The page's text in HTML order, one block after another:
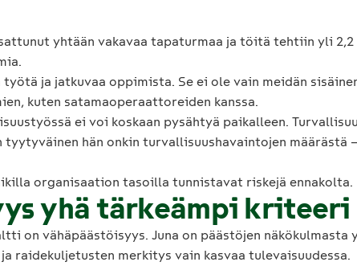
yhtään vakavaa tapaturmaa ja töitä tehtiin yli
ja jatkuvaa oppimista. Se ei ole vain meidän
kuten satamaoperaattoreiden kanssa.
ei voi koskaan pysähtyä paikalleen.
hän onkin turvallisuushavaintojen määrästä
organisaation tasoilla tunnistavat riskejä ennakolta.
yhä tärkeämpi kriteeri
on vähäpäästöisyys. Juna on päästöjen
raidekuljetusten merkitys vain kasvaa tulevaisuudessa.